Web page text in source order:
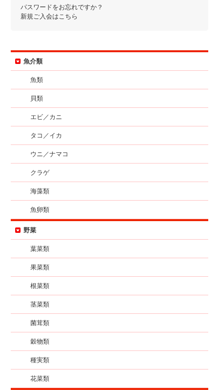
パスワードをお忘れですか？
新規ご入会はこちら
魚介類
魚類
貝類
エビ／カニ
タコ／イカ
ウニ／ナマコ
クラゲ
海藻類
魚卵類
野菜
葉菜類
果菜類
根菜類
茎菜類
菌茸類
穀物類
種実類
花菜類